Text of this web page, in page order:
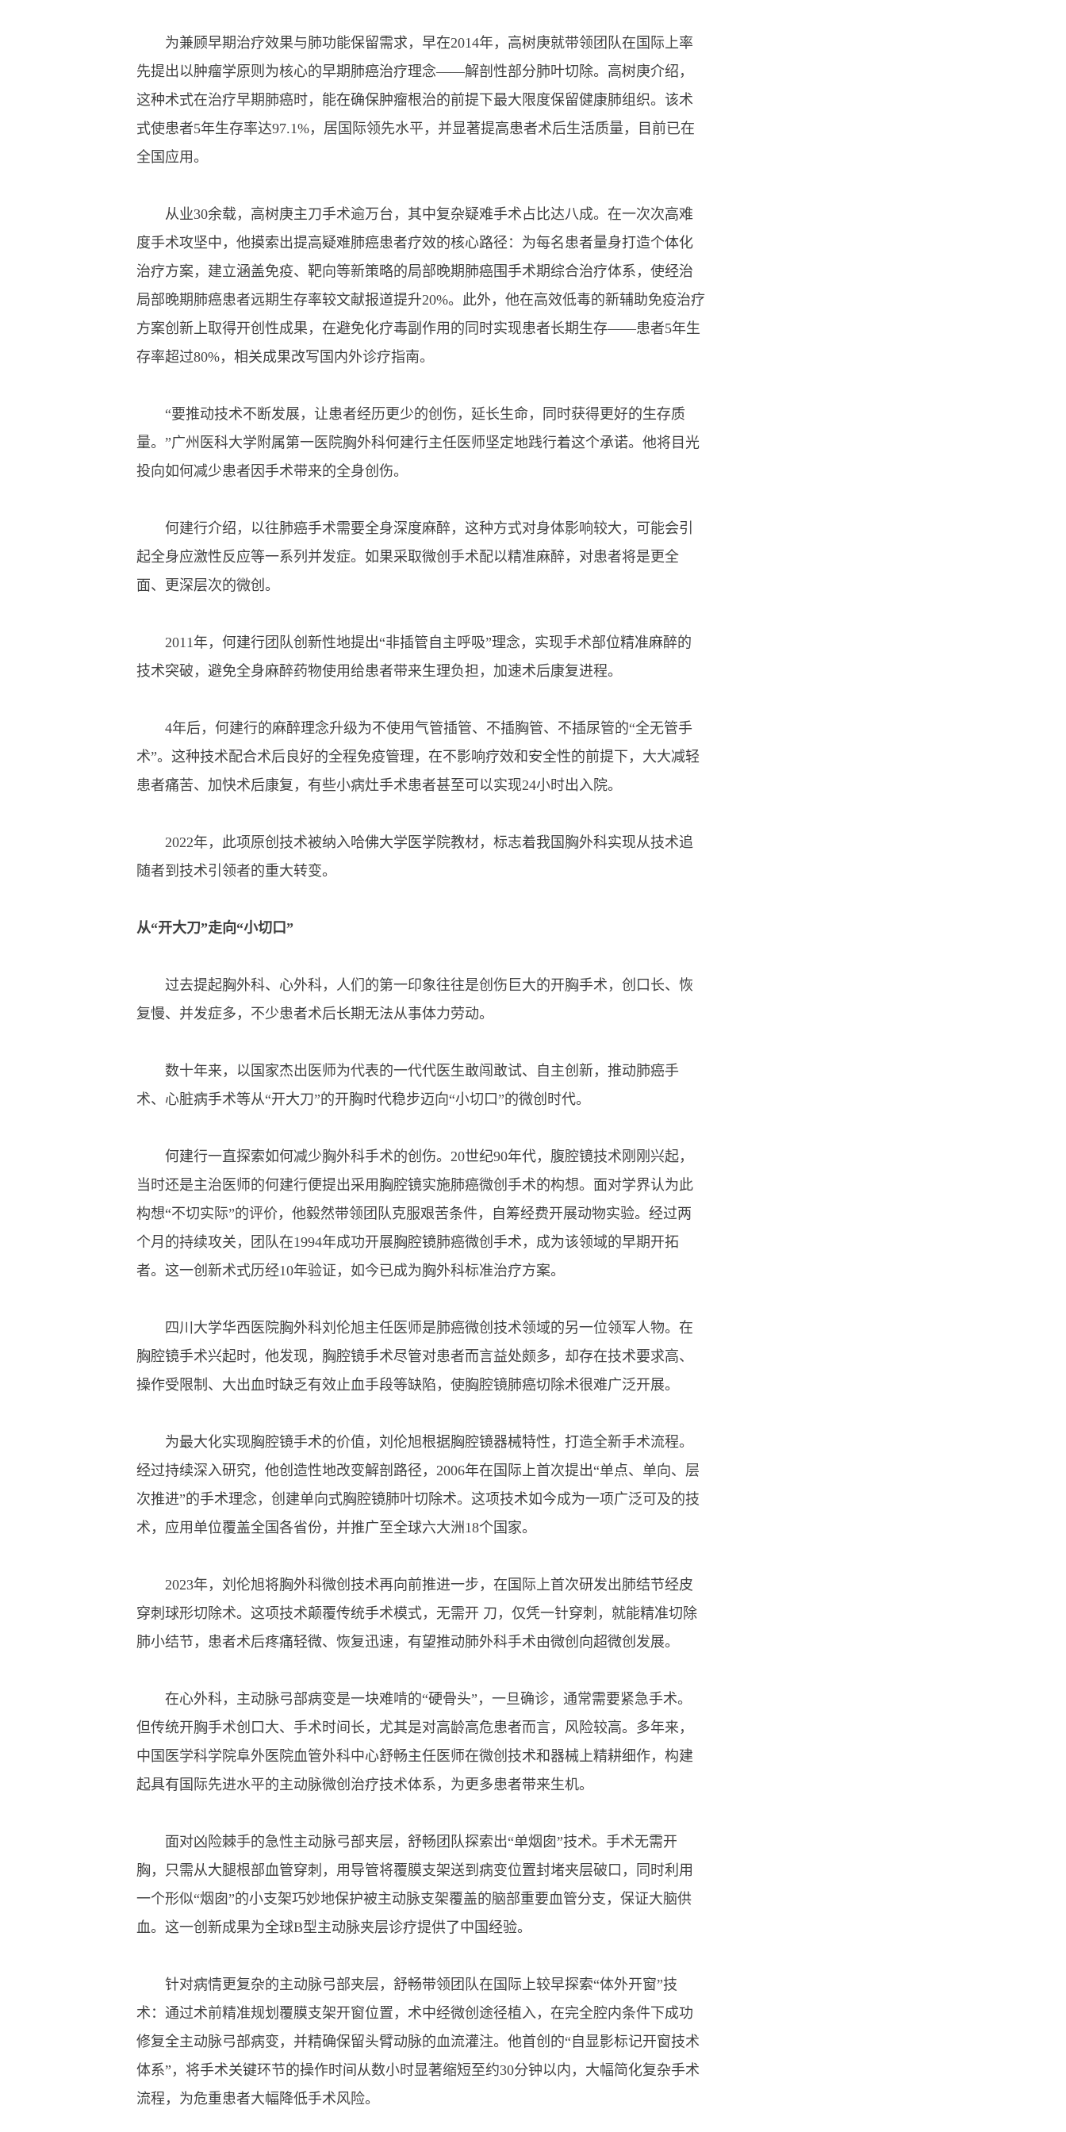
为兼顾早期治疗效果与肺功能保留需求，早在2014年，高树庚就带领团队在国际上率
先提出以肿瘤学原则为核心的早期肺癌治疗理念——解剖性部分肺叶切除。高树庚介绍，
这种术式在治疗早期肺癌时，能在确保肿瘤根治的前提下最大限度保留健康肺组织。该术
式使患者5年生存率达97.1%，居国际领先水平，并显著提高患者术后生活质量，目前已在
全国应用。
从业30余载，高树庚主刀手术逾万台，其中复杂疑难手术占比达八成。在一次次高难
度手术攻坚中，他摸索出提高疑难肺癌患者疗效的核心路径：为每名患者量身打造个体化
治疗方案，建立涵盖免疫、靶向等新策略的局部晚期肺癌围手术期综合治疗体系，使经治
局部晚期肺癌患者远期生存率较文献报道提升20%。此外，他在高效低毒的新辅助免疫治疗
方案创新上取得开创性成果，在避免化疗毒副作用的同时实现患者长期生存——患者5年生
存率超过80%，相关成果改写国内外诊疗指南。
“要推动技术不断发展，让患者经历更少的创伤，延长生命，同时获得更好的生存质
量。”广州医科大学附属第一医院胸外科何建行主任医师坚定地践行着这个承诺。他将目光
投向如何减少患者因手术带来的全身创伤。
何建行介绍，以往肺癌手术需要全身深度麻醉，这种方式对身体影响较大，可能会引
起全身应激性反应等一系列并发症。如果采取微创手术配以精准麻醉，对患者将是更全
面、更深层次的微创。
2011年，何建行团队创新性地提出“非插管自主呼吸”理念，实现手术部位精准麻醉的
技术突破，避免全身麻醉药物使用给患者带来生理负担，加速术后康复进程。
4年后，何建行的麻醉理念升级为不使用气管插管、不插胸管、不插尿管的“全无管手
术”。这种技术配合术后良好的全程免疫管理，在不影响疗效和安全性的前提下，大大减轻
患者痛苦、加快术后康复，有些小病灶手术患者甚至可以实现24小时出入院。
2022年，此项原创技术被纳入哈佛大学医学院教材，标志着我国胸外科实现从技术追
随者到技术引领者的重大转变。
从“开大刀”走向“小切口”
过去提起胸外科、心外科，人们的第一印象往往是创伤巨大的开胸手术，创口长、恢
复慢、并发症多，不少患者术后长期无法从事体力劳动。
数十年来，以国家杰出医师为代表的一代代医生敢闯敢试、自主创新，推动肺癌手
术、心脏病手术等从“开大刀”的开胸时代稳步迈向“小切口”的微创时代。
何建行一直探索如何减少胸外科手术的创伤。20世纪90年代，腹腔镜技术刚刚兴起，
当时还是主治医师的何建行便提出采用胸腔镜实施肺癌微创手术的构想。面对学界认为此
构想“不切实际”的评价，他毅然带领团队克服艰苦条件，自筹经费开展动物实验。经过两
个月的持续攻关，团队在1994年成功开展胸腔镜肺癌微创手术，成为该领域的早期开拓
者。这一创新术式历经10年验证，如今已成为胸外科标准治疗方案。
四川大学华西医院胸外科刘伦旭主任医师是肺癌微创技术领域的另一位领军人物。在
胸腔镜手术兴起时，他发现，胸腔镜手术尽管对患者而言益处颇多，却存在技术要求高、
操作受限制、大出血时缺乏有效止血手段等缺陷，使胸腔镜肺癌切除术很难广泛开展。
为最大化实现胸腔镜手术的价值，刘伦旭根据胸腔镜器械特性，打造全新手术流程。
经过持续深入研究，他创造性地改变解剖路径，2006年在国际上首次提出“单点、单向、层
次推进”的手术理念，创建单向式胸腔镜肺叶切除术。这项技术如今成为一项广泛可及的技
术，应用单位覆盖全国各省份，并推广至全球六大洲18个国家。
2023年，刘伦旭将胸外科微创技术再向前推进一步，在国际上首次研发出肺结节经皮
穿刺球形切除术。这项技术颠覆传统手术模式，无需开 刀，仅凭一针穿刺，就能精准切除
肺小结节，患者术后疼痛轻微、恢复迅速，有望推动肺外科手术由微创向超微创发展。
在心外科，主动脉弓部病变是一块难啃的“硬骨头”，一旦确诊，通常需要紧急手术。
但传统开胸手术创口大、手术时间长，尤其是对高龄高危患者而言，风险较高。多年来，
中国医学科学院阜外医院血管外科中心舒畅主任医师在微创技术和器械上精耕细作，构建
起具有国际先进水平的主动脉微创治疗技术体系，为更多患者带来生机。
面对凶险棘手的急性主动脉弓部夹层，舒畅团队探索出“单烟囱”技术。手术无需开
胸，只需从大腿根部血管穿刺，用导管将覆膜支架送到病变位置封堵夹层破口，同时利用
一个形似“烟囱”的小支架巧妙地保护被主动脉支架覆盖的脑部重要血管分支，保证大脑供
血。这一创新成果为全球B型主动脉夹层诊疗提供了中国经验。
针对病情更复杂的主动脉弓部夹层，舒畅带领团队在国际上较早探索“体外开窗”技
术：通过术前精准规划覆膜支架开窗位置，术中经微创途径植入，在完全腔内条件下成功
修复全主动脉弓部病变，并精确保留头臂动脉的血流灌注。他首创的“自显影标记开窗技术
体系”，将手术关键环节的操作时间从数小时显著缩短至约30分钟以内，大幅简化复杂手术
流程，为危重患者大幅降低手术风险。